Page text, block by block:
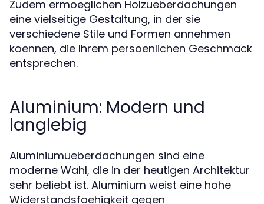
Zudem ermoeglichen Holzueberdachungen
eine vielseitige Gestaltung, in der sie
verschiedene Stile und Formen annehmen
koennen, die Ihrem persoenlichen Geschmack
entsprechen.
Aluminium: Modern und
langlebig
Aluminiumueberdachungen sind eine
moderne Wahl, die in der heutigen Architektur
sehr beliebt ist. Aluminium weist eine hohe
Widerstandsfaehigkeit gegen